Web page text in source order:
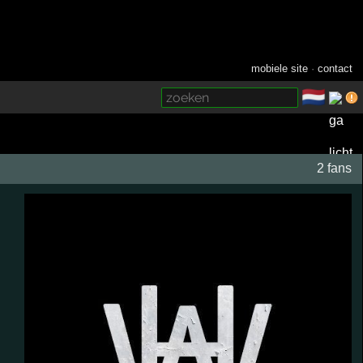
mobiele site ·contact
🇳🇱
2 fans